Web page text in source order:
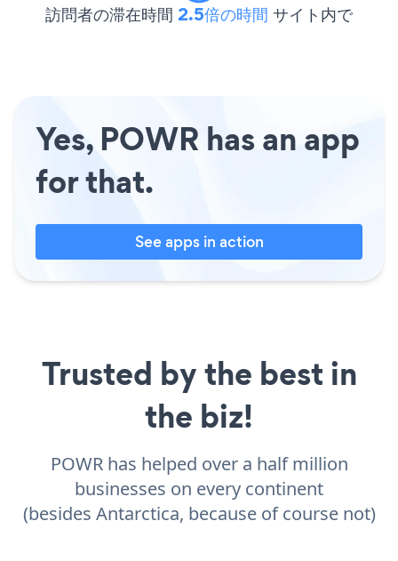
訪問者の滞在時間 2.5倍の時間 サイト内で
Yes, POWR has an app
for that.
See apps in action
Trusted by the best in
the biz!
POWR has helped over a half million
businesses on every continent
(besides Antarctica, because of course not)